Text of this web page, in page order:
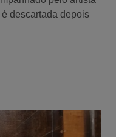
descartada depois